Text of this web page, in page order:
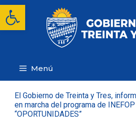
Abrir barra de
Saltar
contenido
Menú
El Gobierno de Treinta y Tres,
en marcha del programa de INEFOP
“OPORTUNIDADES”